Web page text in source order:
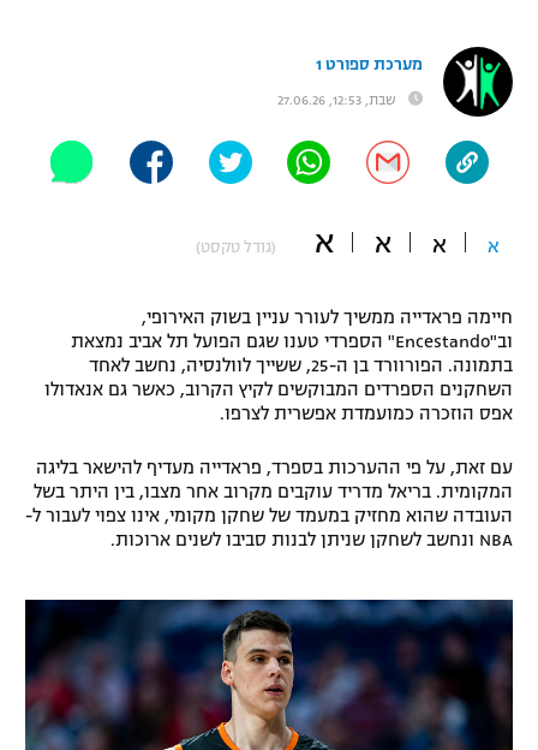
"מעל הליגה" – פודקאסט
"מחצית בשכונה" – פודקאסט
תקנון עבור פעילות אלקטרה
תקנון עבור פעילות ספורט 1 – "מרלן"
גיימינג E-Sports
תנאי שימוש
מדיניות פרטיות
תקנון פעילות ספורט 1
רשיון להקרנה פומבית לבית עסק
הצטרפות לחבילת הערוצים
בני יהודה
היאבקות WWE
אופניים
פוטבול אמריקאי NFL
בייסבול MLB
אומנויות לחימה
מערכת ספורט 1
שבת, 12:53, 27.06.26
א א א א (גודל טקסט)
חיימה פראדייה ממשיך לעורר עניין בשוק האירופי,
וב"Encestando" הספרדי טענו שגם הפועל תל אביב נמצאת
בתמונה. הפורוורד בן ה-25, ששייך לוולנסיה, נחשב לאחד
השחקנים הספרדים המבוקשים לקיץ הקרוב, כאשר גם אנאדולו
אפס הוזכרה כמועמדת אפשרית לצרפו.
עם זאת, על פי ההערכות בספרד, פראדייה מעדיף להישאר בליגה
המקומית. בריאל מדריד עוקבים מקרוב אחר מצבו, בין היתר בשל
העובדה שהוא מחזיק במעמד של שחקן מקומי, אינו צפוי לעבור ל-
NBA ונחשב לשחקן שניתן לבנות סביבו לשנים ארוכות.